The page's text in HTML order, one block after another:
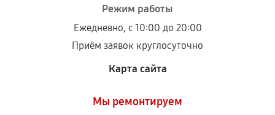
Режим работы
Ежедневно, с 10:00 до 20:00
Приём заявок круглосуточно
Карта сайта
Мы ремонтируем